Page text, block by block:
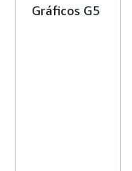
Gráficos G5